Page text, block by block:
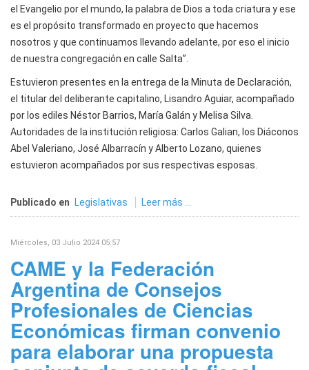
el Evangelio por el mundo, la palabra de Dios a toda criatura y ese
es el propósito transformado en proyecto que hacemos
nosotros y que continuamos llevando adelante, por eso el inicio
de nuestra congregación en calle Salta”.
Estuvieron presentes en la entrega de la Minuta de Declaración,
el titular del deliberante capitalino, Lisandro Aguiar, acompañado
por los ediles Néstor Barrios, María Galán y Melisa Silva.
Autoridades de la institución religiosa: Carlos Galian, los Diáconos
Abel Valeriano, José Albarracín y Alberto Lozano, quienes
estuvieron acompañados por sus respectivas esposas.
Publicado en Legislativas Leer más ...
Miércoles, 03 Julio 2024 05:57
CAME y la Federación
Argentina de Consejos
Profesionales de Ciencias
Económicas firman convenio
para elaborar una propuesta